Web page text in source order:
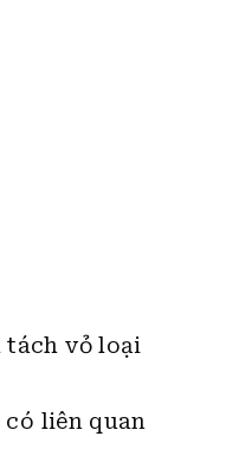
tách vỏ loại
liên quan